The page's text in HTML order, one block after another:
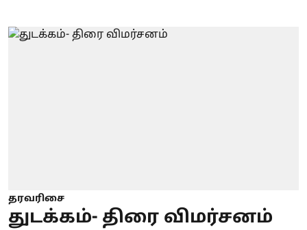
தரவரிசை
துடக்கம்- திரை விமர்சனம்